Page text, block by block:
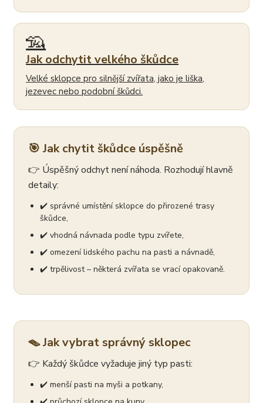
🦡
Jak odchytit velkého škůdce
Velké sklopce pro silnější zvířata, jako je liška,
jezevec nebo podobní škůdci.
🎯 Jak chytit škůdce úspěšně
👉 Úspěšný odchyt není náhoda. Rozhodují hlavně
detaily:
✔️ správné umístění sklopce do přirozené trasy
škůdce,
✔️ vhodná návnada podle typu zvířete,
✔️ omezení lidského pachu na pasti a návnadě,
✔️ trpělivost – některá zvířata se vrací opakovaně.
🪤 Jak vybrat správný sklopec
👉 Každý škůdce vyžaduje jiný typ pasti:
✔️ menší pasti na myši a potkany,